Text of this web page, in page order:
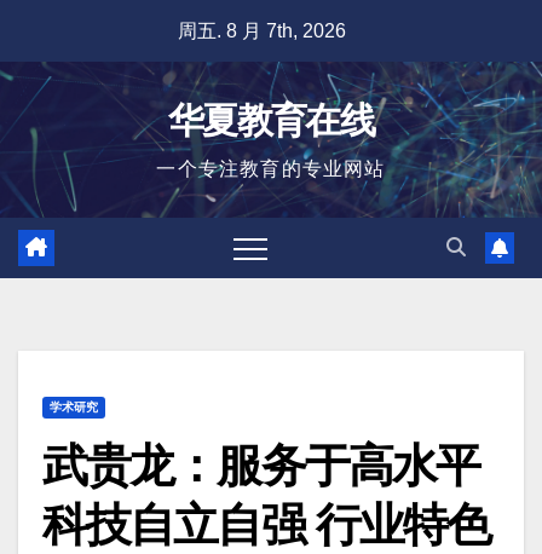
容
周五. 8 月 7th, 2026
华夏教育在线
一个专注教育的专业网站
学术研究
武贵龙：服务于高水平
科技自立自强 行业特色